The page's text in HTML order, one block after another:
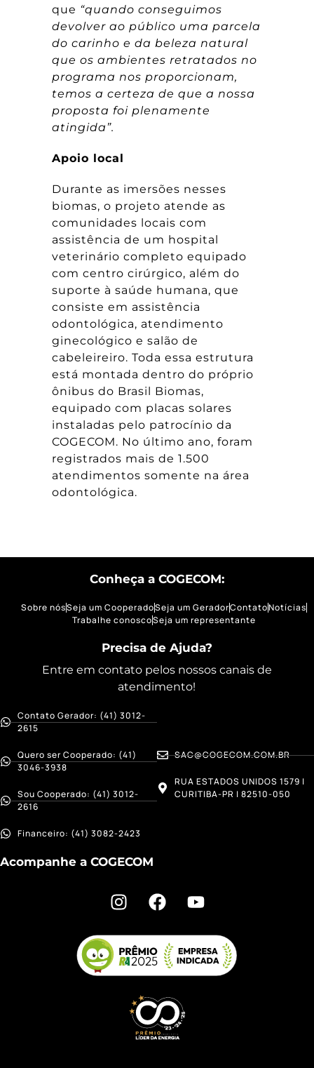
que “quando conseguimos
devolver ao público uma parcela
do carinho e da beleza natural
que os ambientes retratados no
programa nos proporcionam,
temos a certeza de que a nossa
proposta foi plenamente
atingida”.
Apoio local
Durante as imersões nesses
biomas, o projeto atende as
comunidades locais com
assistência de um hospital
veterinário completo equipado
com centro cirúrgico, além do
suporte à saúde humana, que
consiste em assistência
odontológica, atendimento
ginecológico e salão de
cabeleireiro. Toda essa estrutura
está montada dentro do próprio
ônibus do Brasil Biomas,
equipado com placas solares
instaladas pelo patrocínio da
COGECOM. No último ano, foram
registrados mais de 1.500
atendimentos somente na área
odontológica.
Conheça a COGECOM:
Sobre nósSeja um CooperadoSeja um GeradorContatoNotícias
Trabalhe conoscoSeja um representante
Precisa de Ajuda?
Entre em contato pelos nossos canais de
atendimento!
Contato Gerador: (41) 3012-
2615
Quero ser Cooperado: (41)
3046-3938
Sou Cooperado: (41) 3012-
2616
Financeiro: (41) 3082-2423
SAC@COGECOM.COM.BR
RUA ESTADOS UNIDOS 1579 |
CURITIBA-PR | 82510-050
Acompanhe a COGECOM